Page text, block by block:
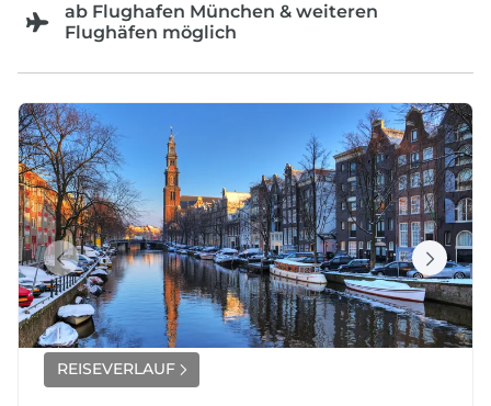
ab Flughafen München & weiteren
Flughäfen möglich
REISEVERLAUF